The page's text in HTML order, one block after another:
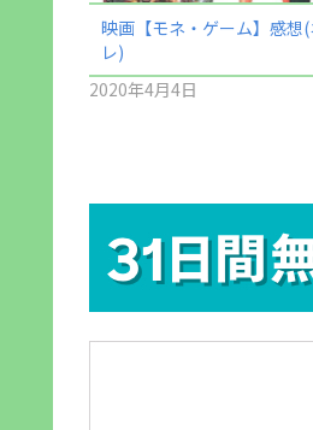
映画【モネ・ゲーム】感想
レ)
2020年4月4日